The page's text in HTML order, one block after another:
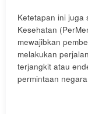
Ketetapan ini juga
Kesehatan
mewajibkan
melakukan
terjangkit atau
permintaan